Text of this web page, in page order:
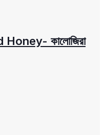
কালোজিরা